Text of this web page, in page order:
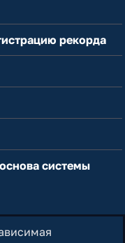
рекорда
системы